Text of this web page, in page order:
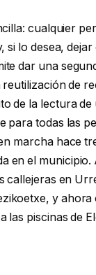
cualquier
si lo desea,
dar una
reutilización de
de la lectura
para todas las
marcha hace
en el
callejeras en
y
las piscinas de